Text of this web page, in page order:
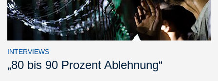
INTERVIEWS
„80 bis 90 Prozent Ablehnung“